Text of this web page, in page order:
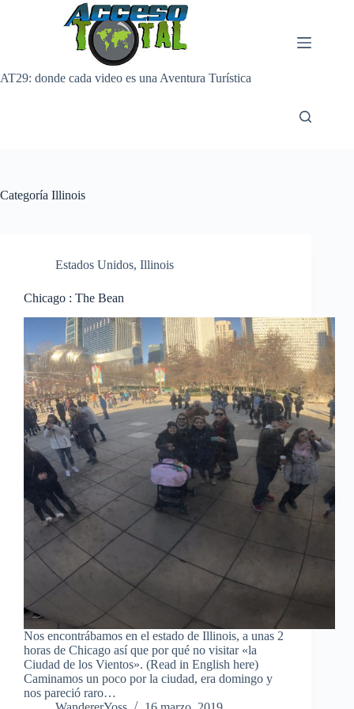
AT29: donde cada video es una Aventura Turística
Categoría Illinois
Estados Unidos, Illinois
Chicago : The Bean
Nos encontrábamos en el estado de Illinois, a unas 2
horas de Chicago así que por qué no visitar «la
Ciudad de los Vientos». (Read in English here)
Caminamos un poco por la ciudad, era domingo y
nos pareció raro…